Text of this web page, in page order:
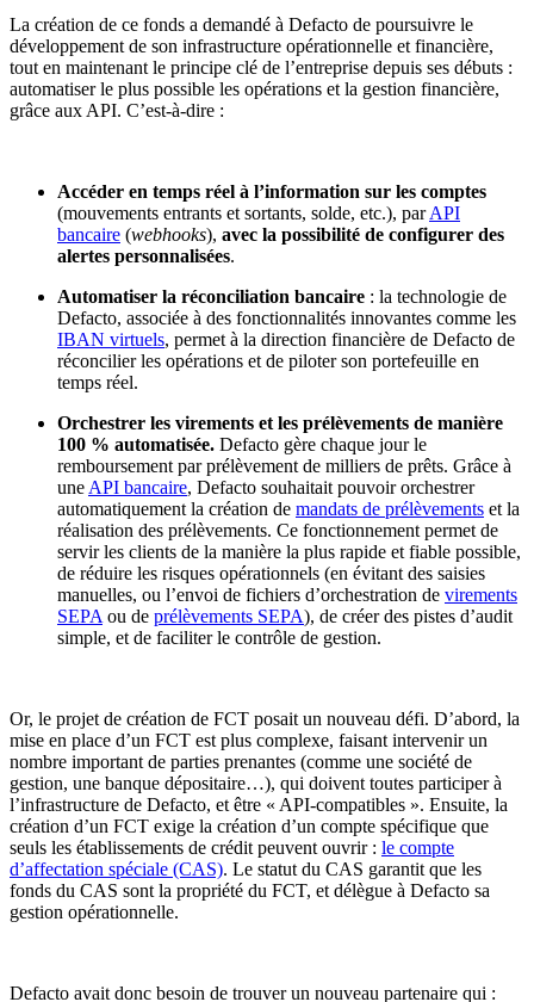
La création de ce fonds a demandé à Defacto de poursuivre le
développement de son infrastructure opérationnelle et financière,
tout en maintenant le principe clé de l’entreprise depuis ses débuts :
automatiser le plus possible les opérations et la gestion financière,
grâce aux API. C’est-à-dire :
Accéder en temps réel à l’information sur les comptes
(mouvements entrants et sortants, solde, etc.), parAPI
bancaire (webhooks), avec la possibilité de configurer des
alertes personnalisées.
Automatiser la réconciliation bancaire : la technologie de
Defacto, associée à des fonctionnalités innovantes comme les
IBAN virtuels, permet à la direction financière de Defacto de
réconcilier les opérations et de piloter son portefeuille en
temps réel.
Orchestrer les virements et les prélèvements de manière
100 % automatisée. Defacto gère chaque jour le
remboursement par prélèvement de milliers de prêts. Grâce à
une API bancaire, Defacto souhaitait pouvoir orchestrer
automatiquement la création de mandats de prélèvements et la
réalisation des prélèvements. Ce fonctionnement permet de
servir les clients de la manière la plus rapide et fiable possible,
de réduire les risques opérationnels (en évitant des saisies
manuelles, ou l’envoi de fichiers d’orchestration de virements
SEPA ou de prélèvements SEPA), de créer des pistes d’audit
simple, et de faciliter le contrôle de gestion.
Or, le projet de création de FCT posait un nouveau défi. D’abord, la
mise en place d’un FCT est plus complexe, faisant intervenir un
nombre important de parties prenantes (comme une société de
gestion, une banque dépositaire…), qui doivent toutes participer à
l’infrastructure de Defacto, et être « API-compatibles ». Ensuite, la
création d’un FCT exige la création d’un compte spécifique que
seuls les établissements de crédit peuvent ouvrir : le compte
d’affectation spéciale (CAS). Le statut du CAS garantit que les
fonds du CAS sont la propriété du FCT, et délègue à Defacto sa
gestion opérationnelle.
Defacto avait donc besoin de trouver un nouveau partenaire qui :